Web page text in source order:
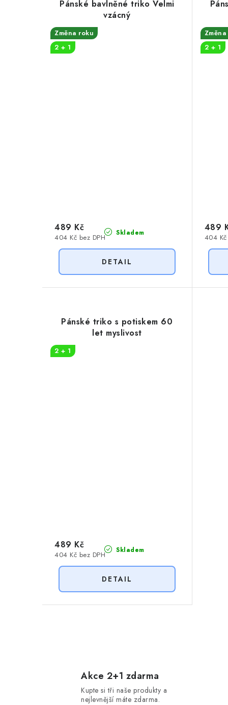
Pánské bavlněné triko Velmi
vzácný
Změna roku
2 + 1
Skladem
404 Kč bez DPH
489 Kč
2 + 1
404 Kč
489
Pánské triko s potiskem 60
let myslivost
2 + 1
Skladem
404 Kč bez DPH
489 Kč
Akce 2+1 zdarma
Kupte si tři naše produkty a
nejlevnější máte zdarma.